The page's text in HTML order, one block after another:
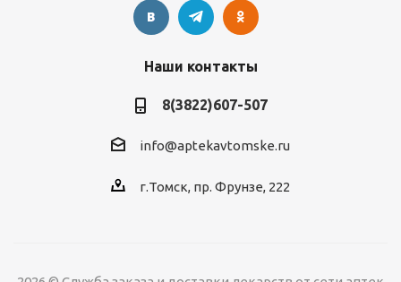
Наши контакты
8(3822)607-507
info@aptekavtomske.ru
г.Томск, пр. Фрунзе, 222